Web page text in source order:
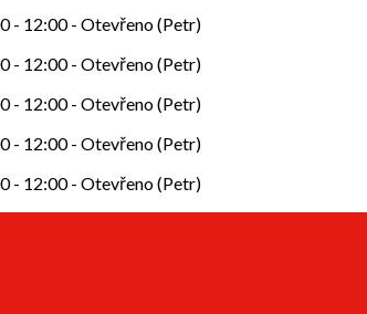
- 12:00- Otevřeno (Petr)
- 12:00- Otevřeno (Petr)
- 12:00- Otevřeno (Petr)
- 12:00- Otevřeno (Petr)
- 12:00- Otevřeno (Petr)